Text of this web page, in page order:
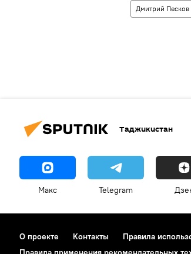
Дмитрий Песков
Таджикистан
Макс Telegram
О проекте Контакты Правила